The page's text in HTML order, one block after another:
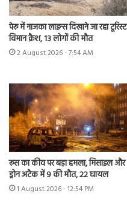
पेरू में नाजका लाइन्स दिखाने जा रहा टूरिस्ट
विमान क्रैश, 13 लोगों की मौत
2 August 2026 - 7:54 AM
रूस का कीव पर बड़ा हमला, मिसाइल और
ड्रोन अटैक में 9 की मौत, 22 घायल
1 August 2026 - 12:54 PM